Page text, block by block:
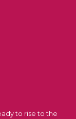
to rise to the